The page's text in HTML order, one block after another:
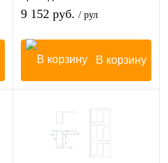
9 152 руб. / рул
В корзину